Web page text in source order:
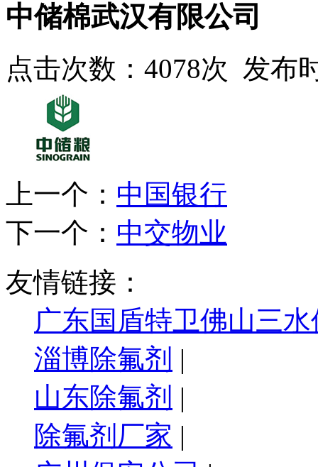
中储棉武汉有限公司
点击次数：4078次 发布
上一个： 中国银行
下一个： 中交物业
友情链接：
广东国盾特卫佛山三
淄博除氟剂 |
山东除氟剂 |
除氟剂厂家 |